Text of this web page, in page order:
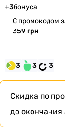
+3бонуса
С промокодом
359 грн
3 3 3
Скидка по
до окончания